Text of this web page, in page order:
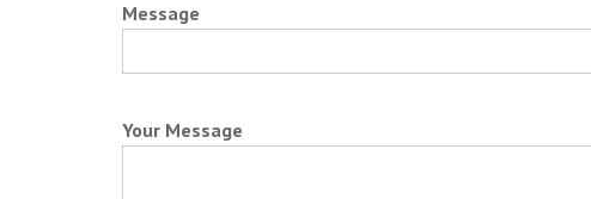
Message
Your Message